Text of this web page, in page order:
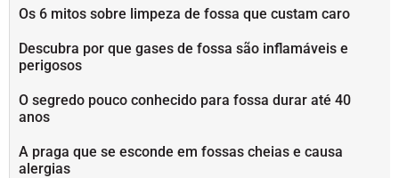
Os 6 mitos sobre limpeza de fossa que custam caro
Descubra por que gases de fossa são inflamáveis e
perigosos
O segredo pouco conhecido para fossa durar até 40
anos
A praga que se esconde em fossas cheias e causa
alergias